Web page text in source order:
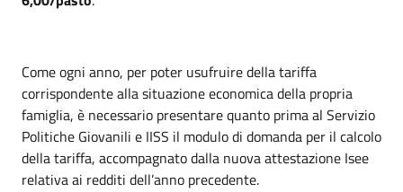
Come ogni anno, per poter usufruire della tariffa
corrispondente alla situazione economica della propria
famiglia, è necessario presentare quanto prima al Servizio
Politiche Giovanili e IISS il modulo di domanda per il calcolo
della tariffa, accompagnato dalla nuova attestazione Isee
relativa ai redditi dell’anno precedente.